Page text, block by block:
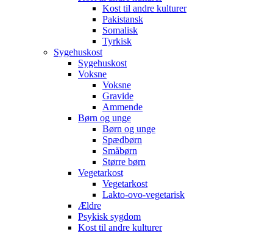
Kost til andre kulturer
Pakistansk
Somalisk
Tyrkisk
Sygehuskost
Sygehuskost
Voksne
Voksne
Gravide
Ammende
Børn og unge
Børn og unge
Spædbørn
Småbørn
Større børn
Vegetarkost
Vegetarkost
Lakto-ovo-vegetarisk
Ældre
Psykisk sygdom
Kost til andre kulturer